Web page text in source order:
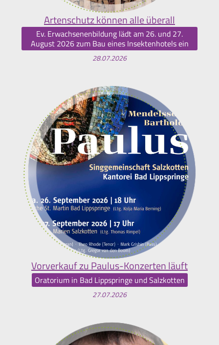
Artenschutz können alle überall
Ev. Erwachsenenbildung lädt am 26. und 27.
August 2026 zum Bau eines Insektenhotels ein
28.07.2026
Vorverkauf zu Paulus-Konzerten läuft
Oratorium in Bad Lippspringe und Salzkotten
27.07.2026